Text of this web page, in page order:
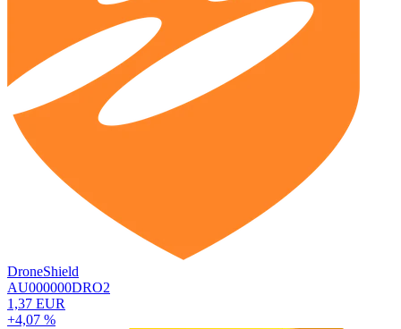
DroneShield
AU000000DRO2
1,37 EUR
+4,07 %